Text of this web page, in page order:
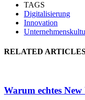
TAGS
Digitalisierung
Innovation
RELATED
Warum echtes